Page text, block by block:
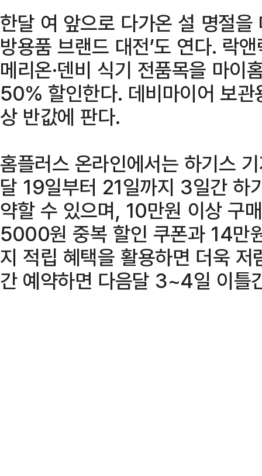
한달 여 앞으로 다가온 설 명절을
방용품 브랜드 대전’도 연다. 락
메리온·덴비 식기 전품목을 마이
50% 할인한다. 데비마이어 보
상 반값에 판다.
홈플러스 온라인에서는 하기스
달 19일부터 21일까지 3일간 하
약할 수 있으며, 10만원 이상 구
5000원 중복 할인 쿠폰과 14만
지 적립 혜택을 활용하면 더욱
간 예약하면 다음달 3~4일 이틀